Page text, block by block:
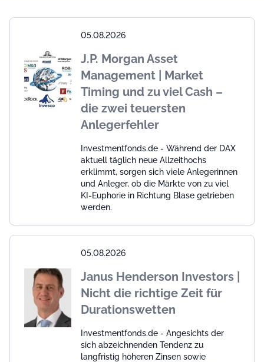
05.08.2026
J.P. Morgan Asset
Management | Market
Timing und zu viel Cash –
die zwei teuersten
Anlegerfehler
Investmentfonds.de - Während der DAX
aktuell täglich neue Allzeithochs
erklimmt, sorgen sich viele Anlegerinnen
und Anleger, ob die Märkte von zu viel
KI-Euphorie in Richtung Blase getrieben
werden.
05.08.2026
Janus Henderson Investors |
Nicht die richtige Zeit für
Durationswetten
Investmentfonds.de - Angesichts der
sich abzeichnenden Tendenz zu
langfristig höheren Zinsen sowie